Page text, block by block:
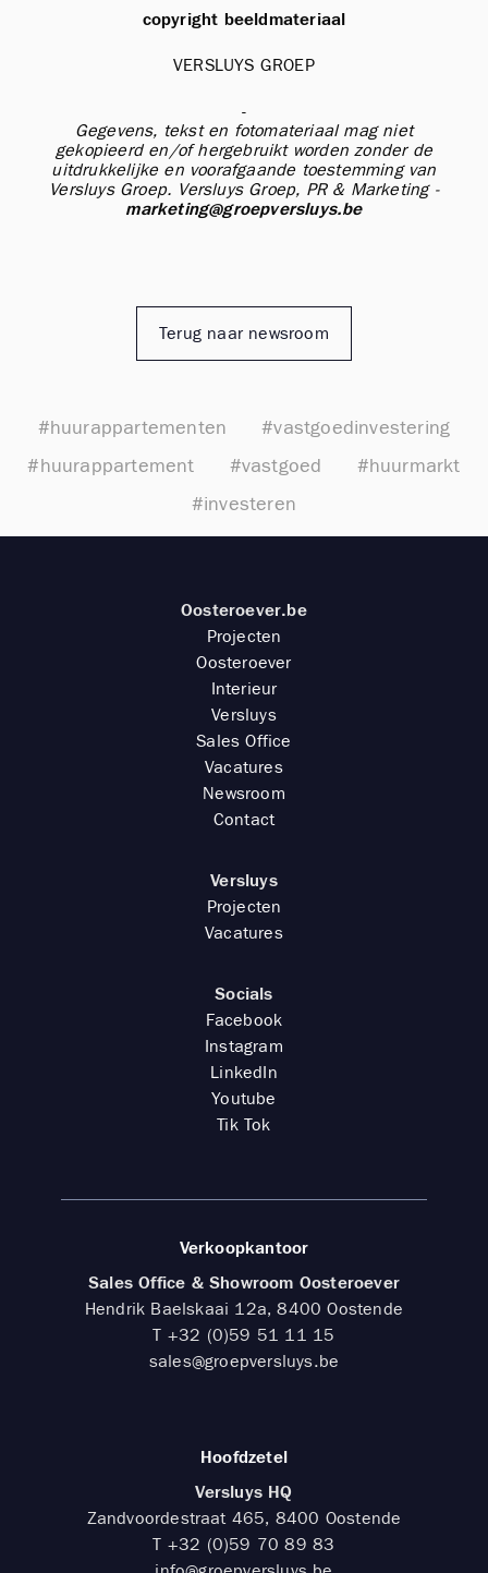
copyright beeldmateriaal
VERSLUYS GROEP
-
Gegevens, tekst en fotomateriaal mag niet
gekopieerd en/of hergebruikt worden zonder de
uitdrukkelijke en voorafgaande toestemming van
Versluys Groep. Versluys Groep, PR & Marketing -
marketing@groepversluys.be
Terug naar newsroom
#huurappartementen
#vastgoedinvestering
#huurappartement
#vastgoed
#huurmarkt
#investeren
Oosteroever.be
Projecten
Oosteroever
Interieur
Versluys
Sales Office
Vacatures
Newsroom
Contact
Versluys
Projecten
Vacatures
Socials
Facebook
Instagram
LinkedIn
Youtube
Tik Tok
Verkoopkantoor
Sales Office & Showroom Oosteroever
Hendrik Baelskaai 12a, 8400 Oostende
T +32 (0)59 51 11 15
sales@groepversluys.be
Hoofdzetel
Versluys HQ
Zandvoordestraat 465, 8400 Oostende
T +32 (0)59 70 89 83